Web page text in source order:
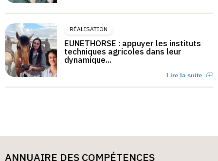
RÉALISATION
EUNETHORSE : appuyer les instituts
techniques agricoles dans leur
dynamique...
Lire la suite
ANNUAIRE DES COMPÉTENCES